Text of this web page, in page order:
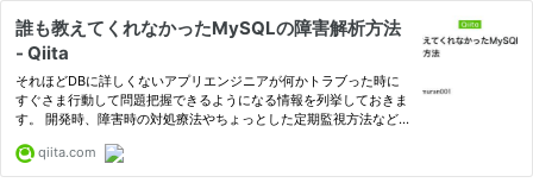
誰も教えてくれなかったMySQLの障害解析方法
- Qiita
それほどDBに詳しくないアプリエンジニアが何かトラブった時に
すぐさま行動して問題把握できるようになる情報を列挙しておきま
す。 開発時、障害時の対処療法やちょっとした定期監視方法など
んにお任せしたほうがいいと思います...
qiita.com